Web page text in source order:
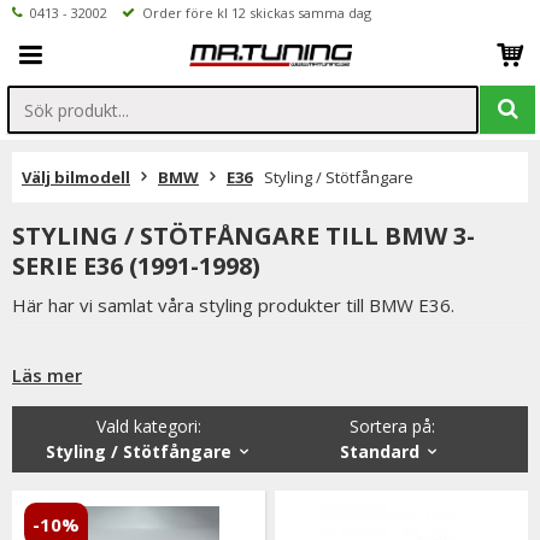
0413 - 32002 Order före kl 12 skickas samma dag
Välj bilmodell BMW E36 Styling / Stötfångare
STYLING / STÖTFÅNGARE TILL BMW 3-
SERIE E36 (1991-1998)
Här har vi samlat våra styling produkter till BMW E36.
Du hittar bland annat eftermarknads BMW E36 M3 front med
riktigt bra passform.
M3 fronten passar både BMW E36 coupe, cab, compact,
sedan och touring.
Vi anser att M3 fronten är en avgörande detalj på en e36a.
Den är också betydligt bättre utformad för
Läs mer
Sortera på:
Standard
Vald kategori:
Styling / Stötfångare
-10%